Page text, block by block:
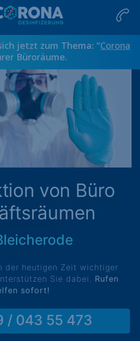
jetzt zum Thema: "Corona
Büroräume.
von Büro
der heutigen Zeit wichtiger
Sie dabei. Rufen
sofort!
/ 043 55 473